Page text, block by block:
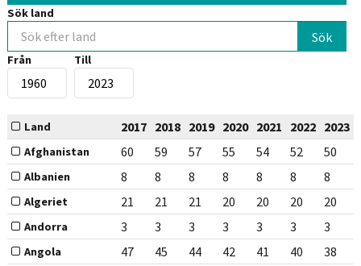
Sök land
Från Till
Land 2017 2018 2019 2020 2021 2022 2023
Afghanistan 60 59 57 55 54 52 50
Albanien 8 8 8 8 8 8 8
Algeriet 21 21 21 20 20 20 20
Andorra 3 3 3 3 3 3 3
Angola 47 45 44 42 41 40 38